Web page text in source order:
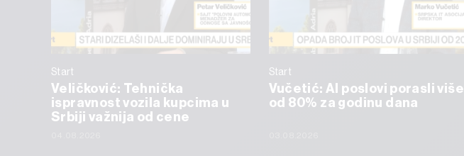
Start
Veličković: Tehnička
ispravnost vozila kupcima u
Srbiji važnija od cene
Start
Vučetić: AI poslovi porasli više
od 80% za godinu dana